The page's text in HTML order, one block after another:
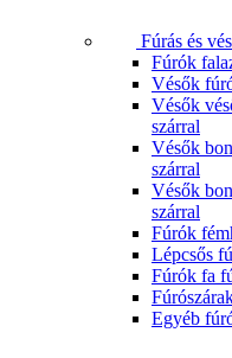
Fúrás és
Fúrók
Vésők
Vésők
szárral
Vésők
szárral
Vésők
szárral
Fúrók
Lépcsős
Fúrók fa
Egyéb